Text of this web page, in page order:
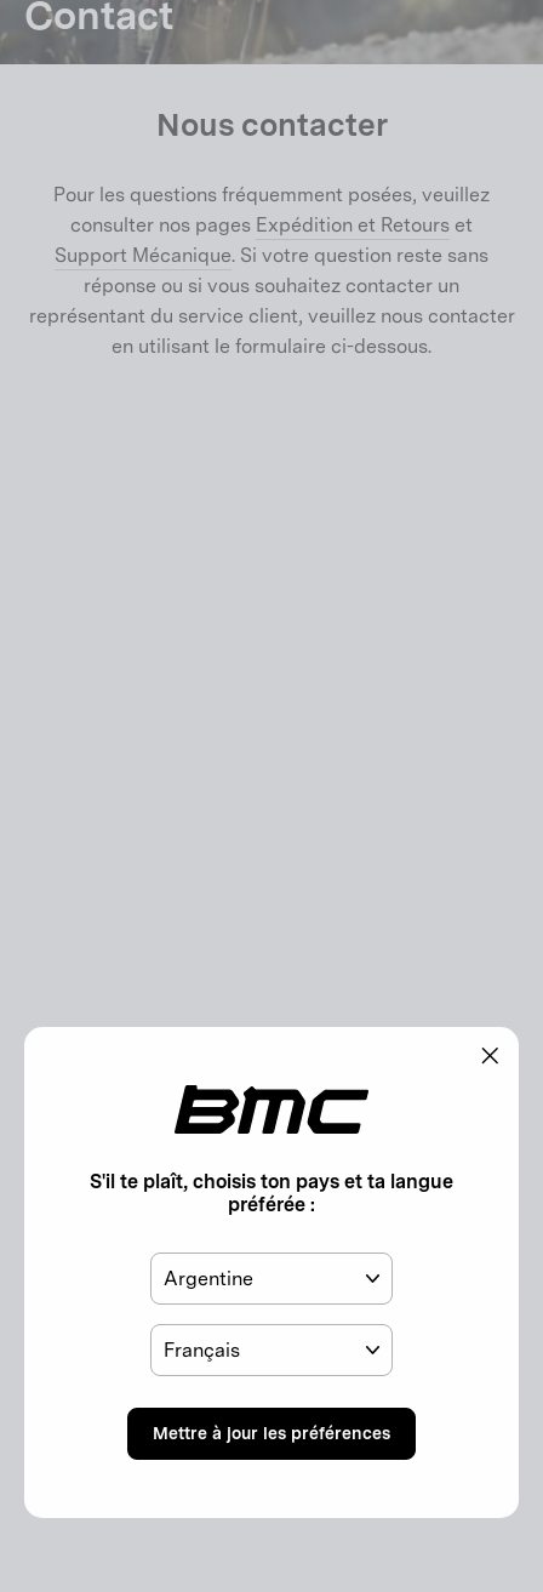
Contact
Nous contacter
Pour les questions fréquemment posées, veuillez
consulter nos pages Expédition et Retours et
Support Mécanique. Si votre question reste sans
réponse ou si vous souhaitez contacter un
représentant du service client, veuillez nous contacter
en utilisant le formulaire ci-dessous.
S'il te plaît, choisis ton pays et ta langue
préférée :
Langue
Mettre à jour les préférences